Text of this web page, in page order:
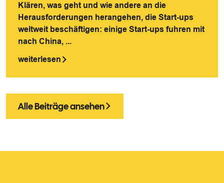
Klären, was geht und wie andere an die
Herausforderungen herangehen, die Start-ups
weltweit beschäftigen: einige Start-ups fuhren mit
nach China, ...
weiterlesen
Alle Beiträge ansehen